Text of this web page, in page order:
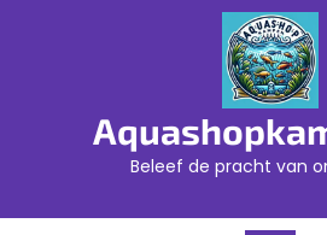
Beleef de pracht van